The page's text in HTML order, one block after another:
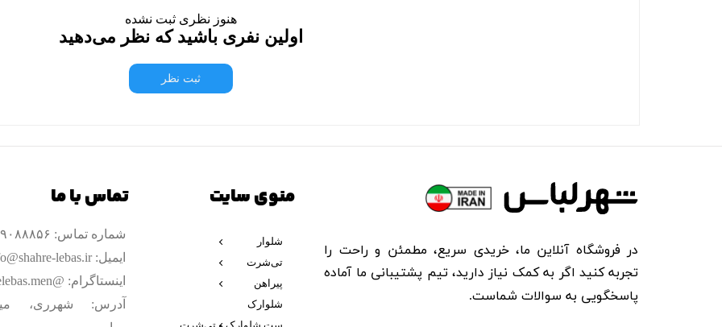
هنوز نظری ثبت نشده
اولین نفری باشید که نظر می‌دهید
ثبت نظر
منوی سایت
شلوار
تی‌شرت
پیراهن
کنف جین
شلوارک
تماس با ما
شماره تماس: ۰۹۹۰۹۰۸۸۸۵۶
ایمیل: info@shahre-lebas.ir
اینستاگرام: @shahrelebas.men
آدرس: شهرری،
در فروشگاه آنلاین ما، خریدی سریع، مطمئن و راحت را
تجربه کنید اگر به کمک نیاز دارید، تیم پشتیبانی ما آماده
پاسخگویی به سوالات شماست.​​​​​​​